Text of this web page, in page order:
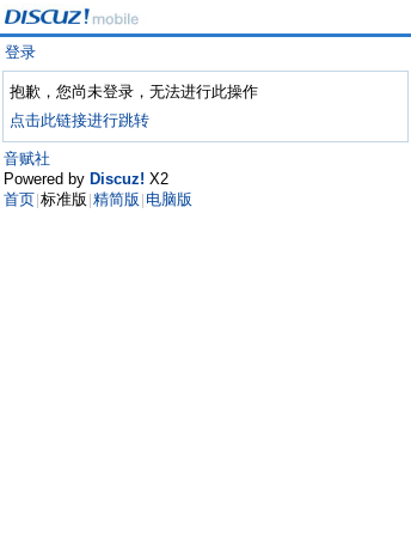
登录
抱歉，您尚未登录，无法进行此操作
点击此链接进行跳转
音赋社
Powered by Discuz! X2
首页 标准版 精简版 电脑版